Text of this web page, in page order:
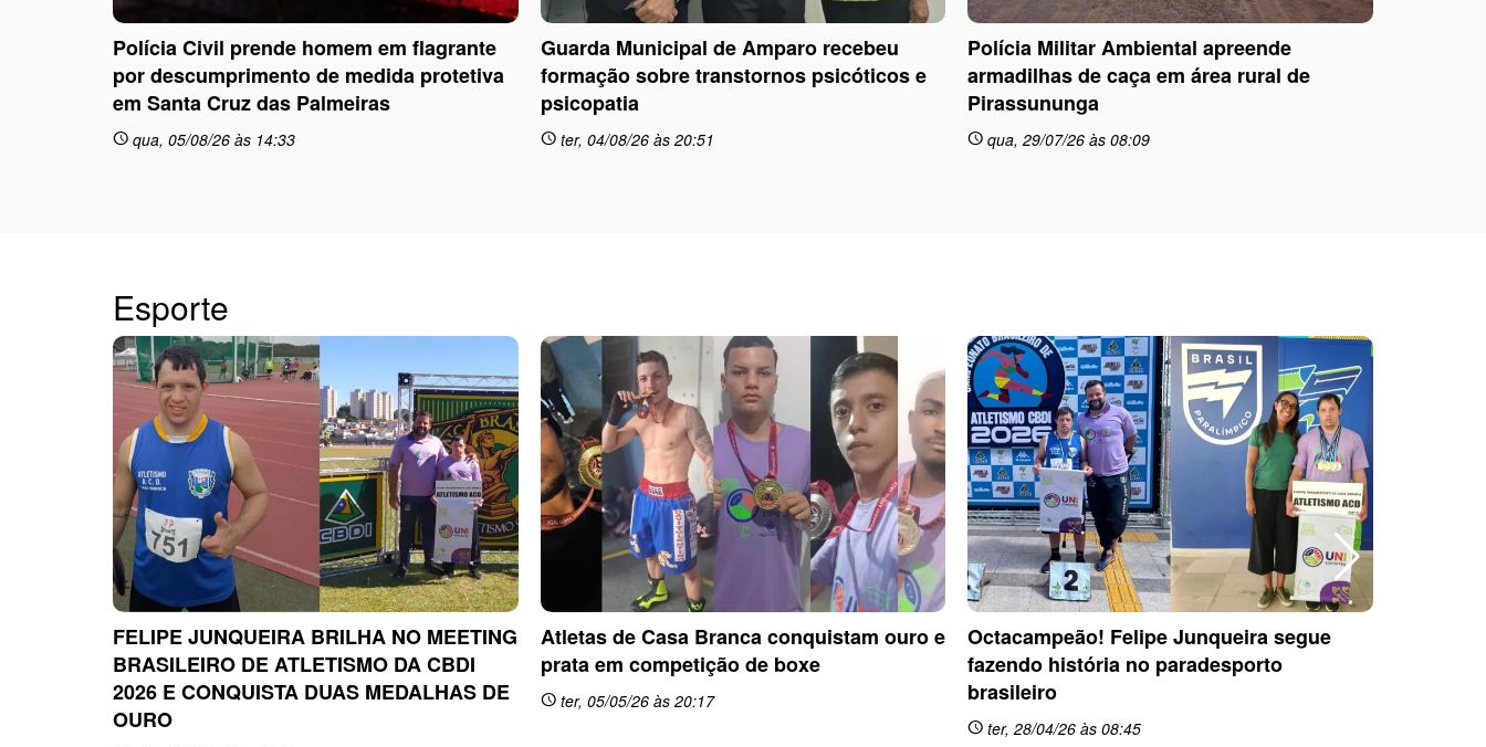
Polícia Civil prende homem em flagrante
por descumprimento de medida protetiva
em Santa Cruz das Palmeiras
schedule qua, 05/08/26 às 14:33
Guarda Municipal de Amparo recebeu
formação sobre transtornos psicóticos e
psicopatia
scheduleter, 04/08/26 às 20:51
Polícia Militar Ambiental apreende
armadilhas de caça em área rural de
Pirassununga
schedule qua, 29/07/26 às 08:09
Esporte
FELIPE JUNQUEIRA BRILHA NO MEETING
BRASILEIRO DE ATLETISMO DA CBDI
2026 E CONQUISTA DUAS MEDALHAS DE
OURO
Atletas de Casa Branca conquistam ouro e
prata em competição de boxe
scheduleter, 05/05/26 às 20:17
Octacampeão! Felipe Junqueira segue
fazendo história no paradesporto
brasileiro
schedule ter, 28/04/26 às 08:45